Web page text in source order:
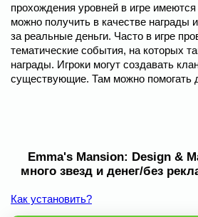
прохождения уровней в игре
можно получить в качестве награды
за реальные деньги. Часто в игре
тематические события, на которых
награды. Игроки могут создавать
существующие. Там можно помогать
Emma's Mansion: Design &
много звезд и денег/без
Как установить?